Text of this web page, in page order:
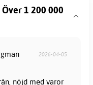
1 200 000
2026-04-05
nöjd med varor